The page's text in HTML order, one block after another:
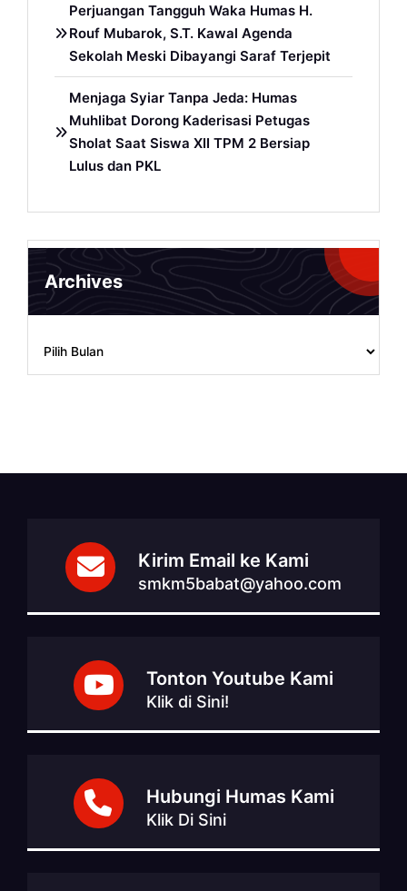
Perjuangan Tangguh Waka Humas H.
Rouf Mubarok, S.T. Kawal Agenda
Sekolah Meski Dibayangi Saraf Terjepit
Menjaga Syiar Tanpa Jeda: Humas
Muhlibat Dorong Kaderisasi Petugas
Sholat Saat Siswa XII TPM 2 Bersiap
Lulus dan PKL
Archives
Kirim Email ke Kami
smkm5babat@yahoo.com
Tonton Youtube Kami
Klik di Sini!
Hubungi Humas Kami
Klik Di Sini